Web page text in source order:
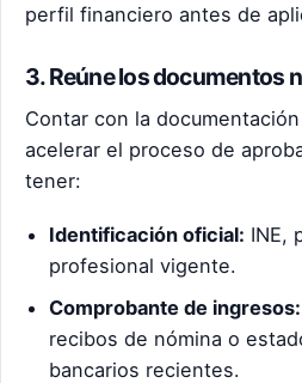
perfil financiero antes de
3. Reúne los documentos
Contar con la
acelerar el proceso de
tener:
Identificación oficial: INE,
profesional vigente.
Comprobante de ingresos:
recibos de nómina o
bancarios recientes.